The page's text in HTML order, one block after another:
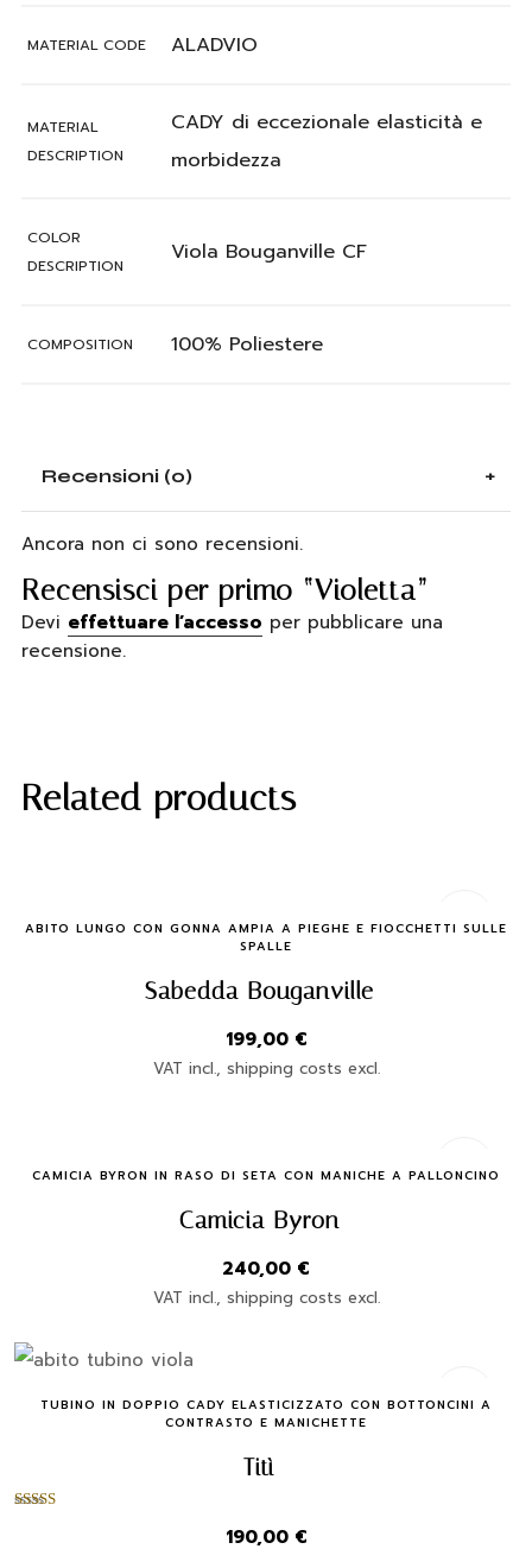
MATERIAL CODE ALADVIO
MATERIAL
DESCRIPTION
CADY di eccezionale elasticità e
morbidezza
COLOR
DESCRIPTION
Viola Bouganville CF
COMPOSITION 100% Poliestere
Recensioni (0)
Ancora non ci sono recensioni.
Recensisci per primo “Violetta”
Devi effettuare l’accesso per pubblicare una
recensione.
Related products
Quick Buy
ABITO LUNGO CON GONNA AMPIA A PIEGHE E FIOCCHETTI SULLE
SPALLE
Sabedda Bouganville
199,00 €
VAT incl., shipping costs excl.
Quick Buy
CAMICIA BYRON IN RASO DI SETA CON MANICHE A PALLONCINO
Camicia Byron
240,00 €
VAT incl., shipping costs excl.
Quick Buy
TUBINO IN DOPPIO CADY ELASTICIZZATO CON BOTTONCINI A
CONTRASTO E MANICHETTE
Titì
190,00 €